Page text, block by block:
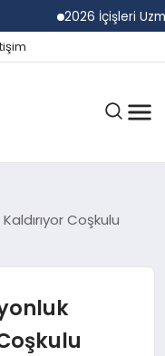
2026 İçişleri Uzman
Coşkulu